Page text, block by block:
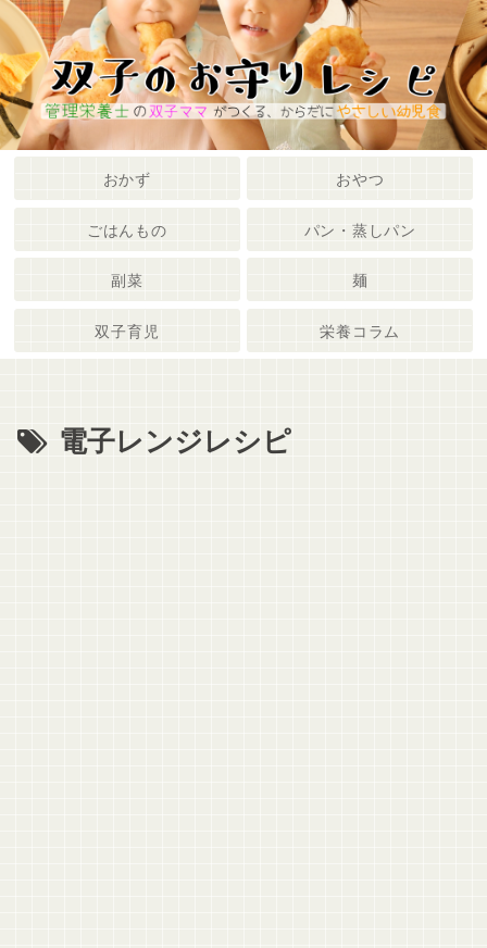
おかず おやつ
ごはんもの パン・蒸しパン
副菜 麺
双子育児 栄養コラム
電子レンジレシピ
メニュー 検索